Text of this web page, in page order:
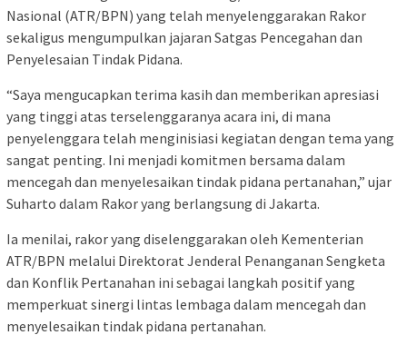
Nasional (ATR/BPN) yang telah menyelenggarakan Rakor
sekaligus mengumpulkan jajaran Satgas Pencegahan dan
Penyelesaian Tindak Pidana.
“Saya mengucapkan terima kasih dan memberikan apresiasi
yang tinggi atas terselenggaranya acara ini, di mana
penyelenggara telah menginisiasi kegiatan dengan tema yang
sangat penting. Ini menjadi komitmen bersama dalam
mencegah dan menyelesaikan tindak pidana pertanahan,” ujar
Suharto dalam Rakor yang berlangsung di Jakarta.
Ia menilai, rakor yang diselenggarakan oleh Kementerian
ATR/BPN melalui Direktorat Jenderal Penanganan Sengketa
dan Konflik Pertanahan ini sebagai langkah positif yang
memperkuat sinergi lintas lembaga dalam mencegah dan
menyelesaikan tindak pidana pertanahan.